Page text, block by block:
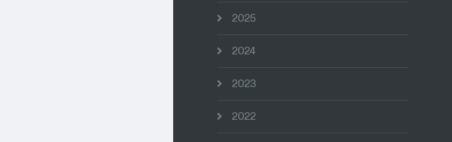
2025
2024
2023
2022